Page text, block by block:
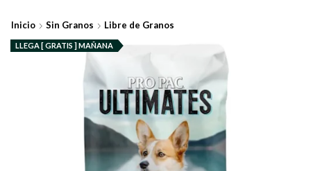
Inicio Sin Granos Libre de Granos
LLEGA [ GRATIS ] MAÑANA